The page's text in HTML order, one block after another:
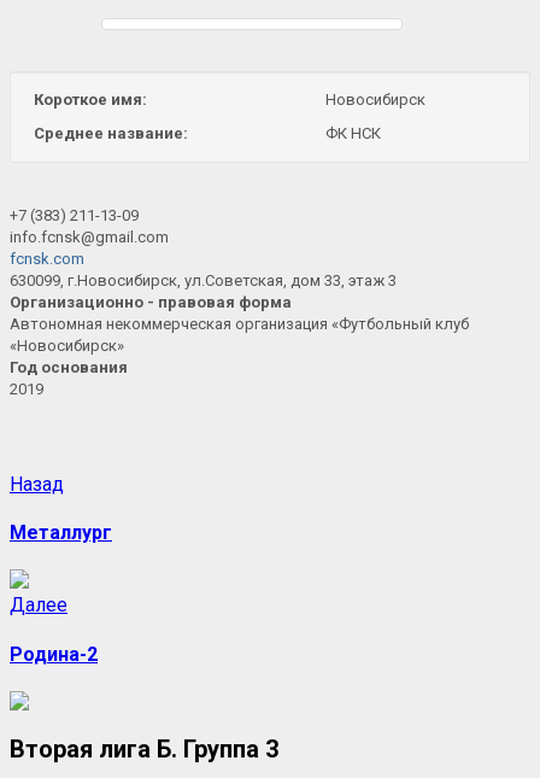
Короткое имя:
Новосибирск
Среднее название:
ФК НСК
+7 (383) 211-13-09
info.fcnsk@gmail.com
fcnsk.com
630099, г.Новосибирск, ул.Советская, дом 33, этаж 3
Организационно - правовая форма
Автономная некоммерческая организация «Футбольный клуб
«Новосибирск»
Год основания
2019
Назад
Металлург
Далее
Родина-2
Вторая лига Б. Группа 3